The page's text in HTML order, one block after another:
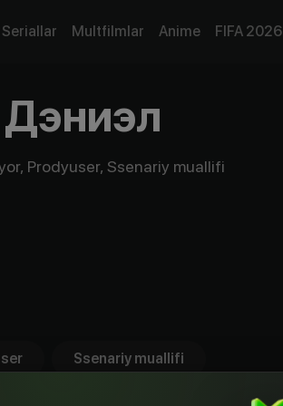
Seriallar Multfilmlar Anime FIFA 2026
Prodyuser, Ssenariy muallifi
Ssenariy muallifi